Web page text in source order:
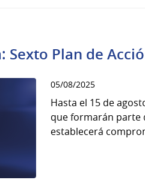
Sexto Plan de
05/08/2025
Hasta el 15 de
que formarán parte
establecerá